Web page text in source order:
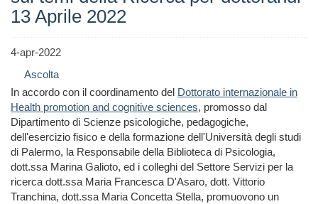
13 Aprile 2022
4-apr-2022
Ascolta
In accordo con il coordinamento del Dottorato internazionale in
Health promotion and cognitive sciences, promosso dal
Dipartimento di Scienze psicologiche, pedagogiche,
dell'esercizio fisico e della formazione dell'Università degli studi
di Palermo, la Responsabile della Biblioteca di Psicologia,
dott.ssa Marina Galioto, ed i colleghi del Settore Servizi per la
ricerca dott.ssa Maria Francesca D'Asaro, dott. Vittorio
Tranchina, dott.ssa Maria Concetta Stella, promuovono un